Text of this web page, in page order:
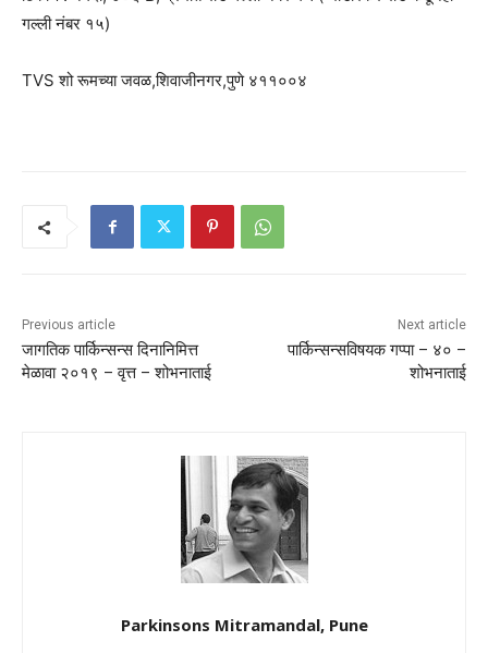
गल्ली नंबर १५)
TVS शो रूमच्या जवळ,शिवाजीनगर,पुणे ४११००४
Previous article
जागतिक पार्किन्सन्स दिनानिमित्त
मेळावा २०१९ – वृत्त – शोभनाताई
Next article
पार्किन्सन्सविषयक गप्पा – ४० –
शोभनाताई
Parkinsons Mitramandal, Pune